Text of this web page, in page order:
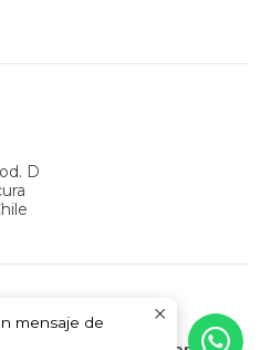
D
mensaje de